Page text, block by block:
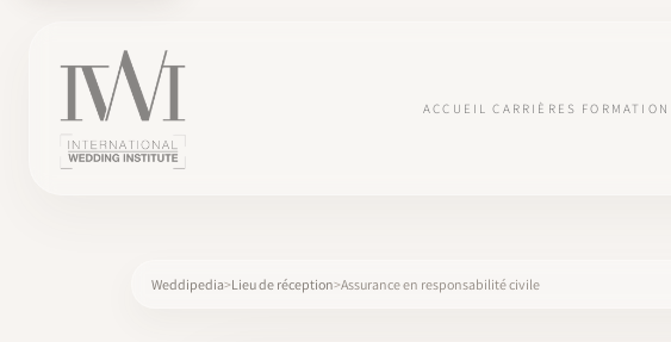
ACCUEIL CARRIÈRES FORMATION
×
Weddipedia Lieu de réception Assurance en responsabilité civile